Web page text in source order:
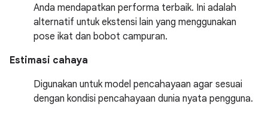
Anda mendapatkan performa terbaik. Ini adalah
alternatif untuk ekstensi lain yang menggunakan
pose ikat dan bobot campuran.
Estimasi cahaya
Digunakan untuk model pencahayaan agar sesuai
dengan kondisi pencahayaan dunia nyata pengguna.